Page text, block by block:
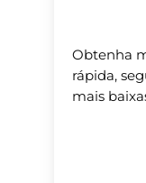
Obtenha
rápida,
mais